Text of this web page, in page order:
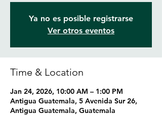
Ya no es posible registrarse
Ver otros eventos
Time & Location
Jan 24, 2026, 10:00 AM – 1:00 PM
Antigua Guatemala, 5 Avenida Sur 26,
Antigua Guatemala, Guatemala